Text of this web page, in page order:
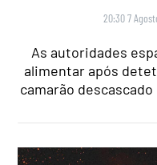
20:30 7
As autoridades
alimentar após
camarão descascado